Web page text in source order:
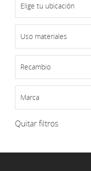
Elige tu ubicación
Uso materiales
Recambio
Marca
Quitar filtros